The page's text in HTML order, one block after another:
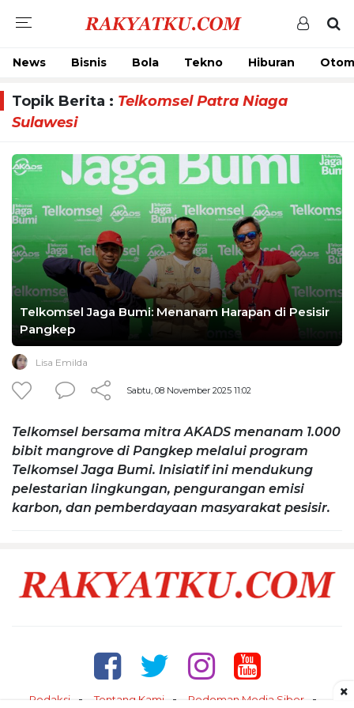
News Bisnis Bola Tekno Hiburan
Topik Berita : Telkomsel Patra Niaga
Sulawesi
Telkomsel Jaga Bumi: Menanam Harapan di Pesisir
Pangkep
Lisa Emilda
Sabtu, 08 November 2025 11:02
Telkomsel bersama mitra AKADS menanam 1.000
bibit mangrove di Pangkep melalui program
Telkomsel Jaga Bumi. Inisiatif ini mendukung
pelestarian lingkungan, pengurangan emisi
karbon, dan pemberdayaan masyarakat pesisir.
Redaksi Tentang Kami Pedoman Media Siber ×